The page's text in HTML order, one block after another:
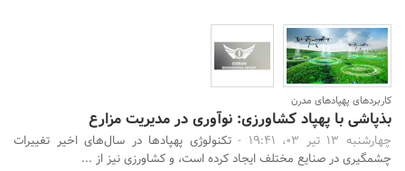
کاربردهای پهپادهای مدرن
بذپاشی با پهپاد کشاورزی: نوآوری در مدیریت مزارع
چهارشنبه 13 تیر 03، 19:41 -
تکنولوژی پهپادها در سال‌های اخیر تغییرات
چشمگیری در صنایع مختلف ایجاد کرده است، و کشاورزی نیز از ...